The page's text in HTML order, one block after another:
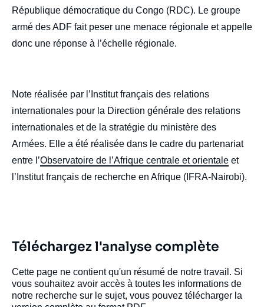
République démocratique du Congo (RDC). Le groupe
armé des ADF fait peser une menace régionale et appelle
donc une réponse à l’échelle régionale.
Note réalisée par l’Institut français des relations
internationales pour la Direction générale des relations
internationales et de la stratégie du ministère des
Armées. Elle a été réalisée dans le cadre du partenariat
entre l’Observatoire de l’Afrique centrale et orientale et
l’Institut français de recherche en Afrique (IFRA-Nairobi).
Téléchargez l'analyse complète
Cette page ne contient qu'un résumé de notre travail. Si
vous souhaitez avoir accès à toutes les informations de
notre recherche sur le sujet, vous pouvez télécharger la